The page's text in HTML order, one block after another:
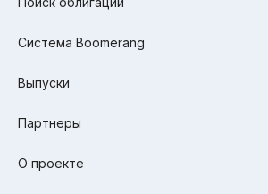
Система Boomerang
Выпуски
Партнеры
О проекте